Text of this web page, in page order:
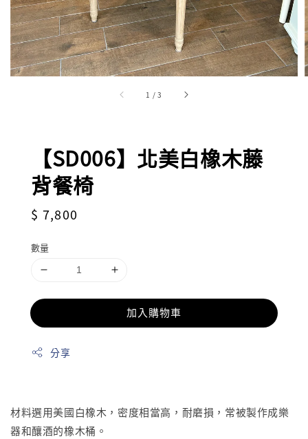
1 /3
【SD006】北美白橡木藤
背餐椅
Regular
$ 7,800
數量
加入購物車
分享
材料選用美國白橡木，密度相當高，耐磨損，常被製作成樂
器和釀酒的橡木桶。